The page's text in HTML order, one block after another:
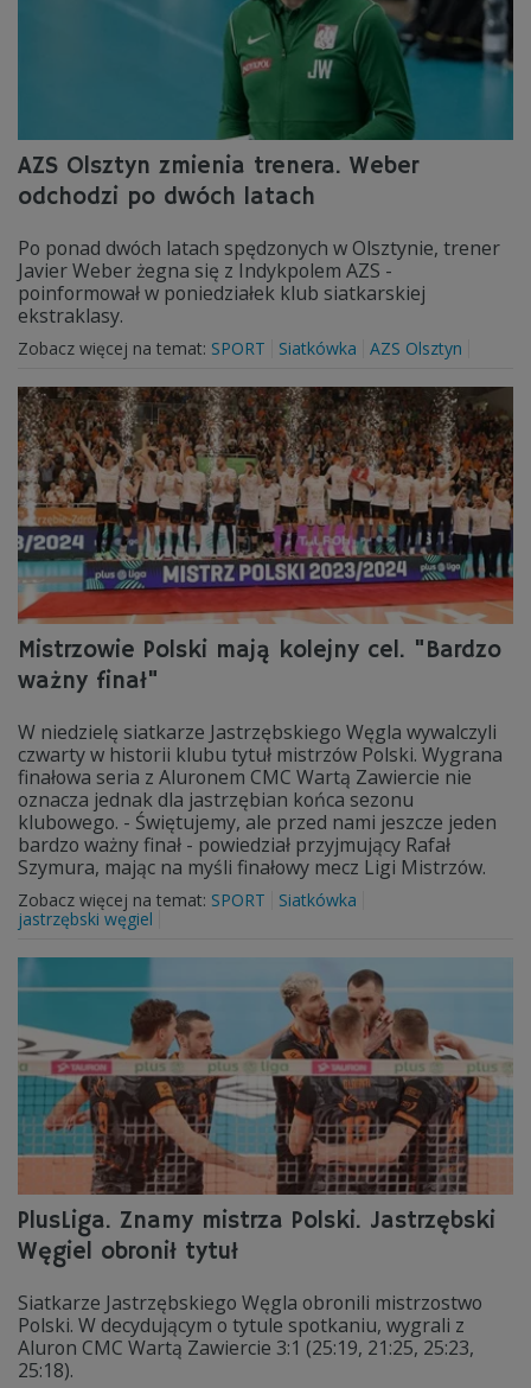
AZS Olsztyn zmienia trenera. Weber
odchodzi po dwóch latach
Po ponad dwóch latach spędzonych w Olsztynie, trener
Javier Weber żegna się z Indykpolem AZS -
poinformował w poniedziałek klub siatkarskiej
ekstraklasy.
Zobacz więcej na temat: SPORT Siatkówka AZS Olsztyn
Mistrzowie Polski mają kolejny cel. "Bardzo
ważny finał"
W niedzielę siatkarze Jastrzębskiego Węgla wywalczyli
czwarty w historii klubu tytuł mistrzów Polski. Wygrana
finałowa seria z Aluronem CMC Wartą Zawiercie nie
oznacza jednak dla jastrzębian końca sezonu
klubowego. - Świętujemy, ale przed nami jeszcze jeden
bardzo ważny finał - powiedział przyjmujący Rafał
Szymura, mając na myśli finałowy mecz Ligi Mistrzów.
Zobacz więcej na temat: SPORT
Siatkówka
jastrzębski węgiel
PlusLiga. Znamy mistrza Polski. Jastrzębski
Węgiel obronił tytuł
Siatkarze Jastrzębskiego Węgla obronili mistrzostwo
Polski. W decydującym o tytule spotkaniu, wygrali z
Aluron CMC Wartą Zawiercie 3:1 (25:19, 21:25, 25:23,
25:18).